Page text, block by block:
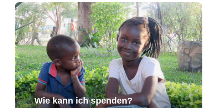
Wie kann ich spenden?